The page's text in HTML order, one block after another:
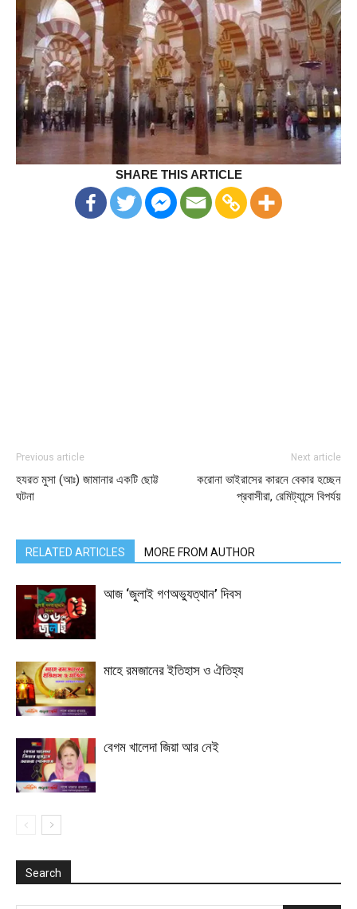
SHARE THIS ARTICLE
Previous article
হযরত মুসা (আঃ) জামানার একটি ছোট্ট
ঘটনা
Next article
করোনা ভাইরাসের কারনে বেকার হচ্ছেন
প্রবাসীরা, রেমিট্যান্সে বিপর্যয়
RELATED ARTICLES MORE FROM AUTHOR
আজ ‘জুলাই গণঅভ্যুত্থান’ দিবস
মাহে রমজানের ইতিহাস ও ঐতিহ্য
বেগম খালেদা জিয়া আর নেই
Search